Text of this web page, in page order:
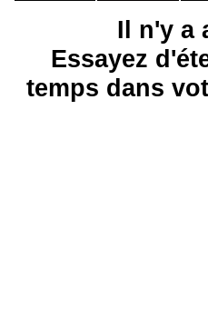
Il n'y a
Essayez
temps dans